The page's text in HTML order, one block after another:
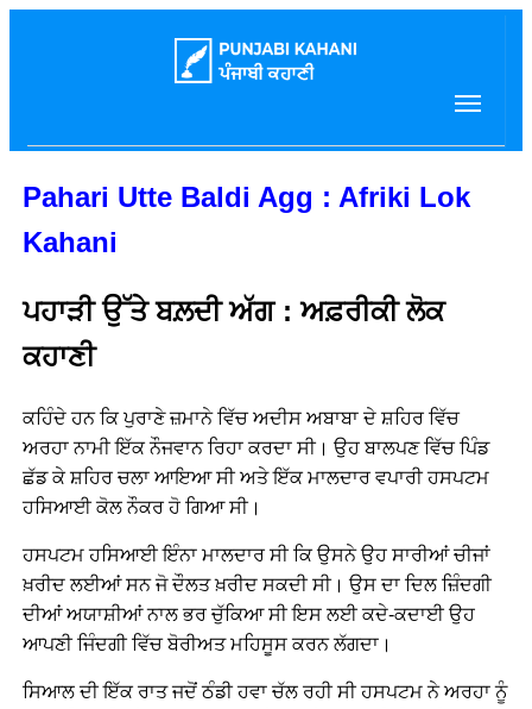
Pahari Utte Baldi Agg : Afriki Lok
Kahani
ਪਹਾੜੀ ਉੱਤੇ ਬਲ਼ਦੀ ਅੱਗ : ਅਫ਼ਰੀਕੀ ਲੋਕ
ਕਹਾਣੀ
ਕਹਿੰਦੇ ਹਨ ਕਿ ਪੁਰਾਣੇ ਜ਼ਮਾਨੇ ਵਿੱਚ ਅਦੀਸ ਅਬਾਬਾ ਦੇ ਸ਼ਹਿਰ ਵਿੱਚ
ਅਰਹਾ ਨਾਮੀ ਇੱਕ ਨੌਜਵਾਨ ਰਿਹਾ ਕਰਦਾ ਸੀ। ਉਹ ਬਾਲਪਣ ਵਿੱਚ ਪਿੰਡ
ਛੱਡ ਕੇ ਸ਼ਹਿਰ ਚਲਾ ਆਇਆ ਸੀ ਅਤੇ ਇੱਕ ਮਾਲਦਾਰ ਵਪਾਰੀ ਹਸਪਟਮ
ਹਸਿਆਈ ਕੋਲ ਨੌਕਰ ਹੋ ਗਿਆ ਸੀ।
ਹਸਪਟਮ ਹਸਿਆਈ ਇੰਨਾ ਮਾਲਦਾਰ ਸੀ ਕਿ ਉਸਨੇ ਉਹ ਸਾਰੀਆਂ ਚੀਜਾਂ
ਖ਼ਰੀਦ ਲਈਆਂ ਸਨ ਜੋ ਦੌਲਤ ਖ਼ਰੀਦ ਸਕਦੀ ਸੀ। ਉਸ ਦਾ ਦਿਲ ਜ਼ਿੰਦਗੀ
ਦੀਆਂ ਅਯਾਸ਼ੀਆਂ ਨਾਲ ਭਰ ਚੁੱਕਿਆ ਸੀ ਇਸ ਲਈ ਕਦੇ-ਕਦਾਈ ਉਹ
ਆਪਣੀ ਜਿੰਦਗੀ ਵਿੱਚ ਬੋਰੀਅਤ ਮਹਿਸੂਸ ਕਰਨ ਲੱਗਦਾ।
ਸਿਆਲ ਦੀ ਇੱਕ ਰਾਤ ਜਦੋਂ ਠੰਡੀ ਹਵਾ ਚੱਲ ਰਹੀ ਸੀ ਹਸਪਟਮ ਨੇ ਅਰਹਾ ਨੂੰ